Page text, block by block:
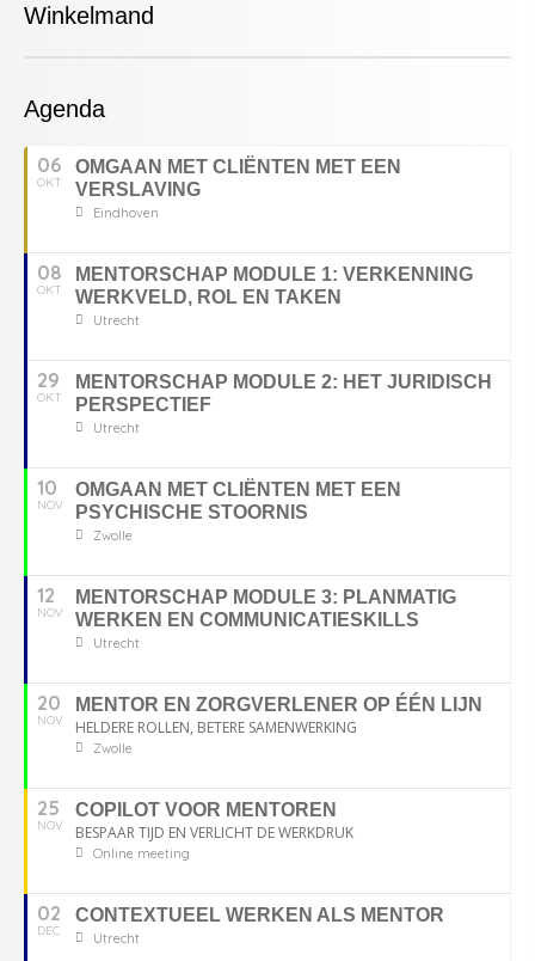
Winkelmand
Agenda
06
OKT
OMGAAN MET CLIËNTEN MET EEN
VERSLAVING
Eindhoven
08
OKT
MENTORSCHAP MODULE 1: VERKENNING
WERKVELD, ROL EN TAKEN
Utrecht
29
OKT
MENTORSCHAP MODULE 2: HET JURIDISCH
PERSPECTIEF
Utrecht
10
NOV
OMGAAN MET CLIËNTEN MET EEN
PSYCHISCHE STOORNIS
Zwolle
12
NOV
MENTORSCHAP MODULE 3: PLANMATIG
WERKEN EN COMMUNICATIESKILLS
Utrecht
20
NOV
MENTOR EN ZORGVERLENER OP ÉÉN LIJN
HELDERE ROLLEN, BETERE SAMENWERKING
Zwolle
25
NOV
COPILOT VOOR MENTOREN
BESPAAR TIJD EN VERLICHT DE WERKDRUK
Online meeting
02
DEC
CONTEXTUEEL WERKEN ALS MENTOR
Utrecht